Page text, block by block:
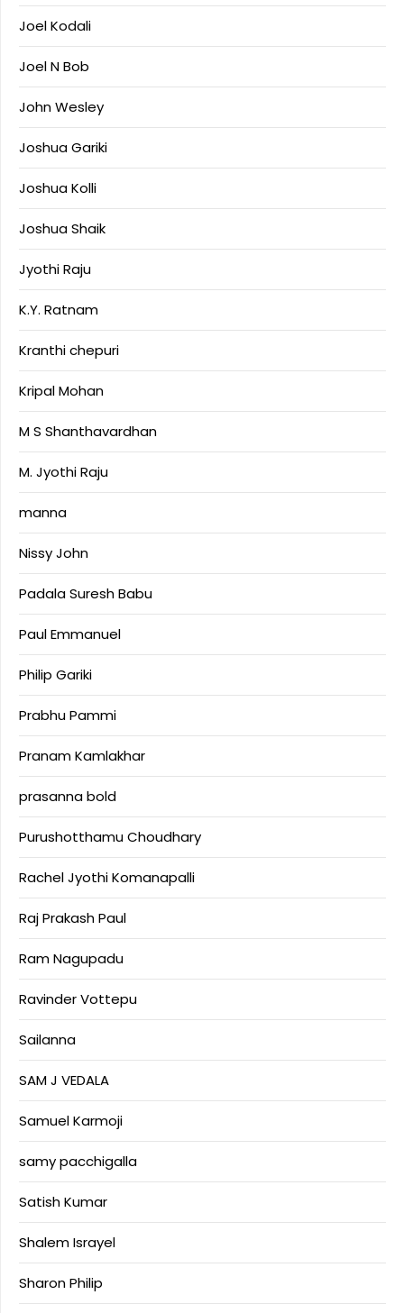
Joel Kodali
Joel N Bob
John Wesley
Joshua Gariki
Joshua Kolli
Joshua Shaik
Jyothi Raju
K.Y. Ratnam
Kranthi chepuri
Kripal Mohan
M S Shanthavardhan
M. Jyothi Raju
manna
Nissy John
Padala Suresh Babu
Paul Emmanuel
Philip Gariki
Prabhu Pammi
Pranam Kamlakhar
prasanna bold
Purushotthamu Choudhary
Rachel Jyothi Komanapalli
Raj Prakash Paul
Ram Nagupadu
Ravinder Vottepu
Sailanna
SAM J VEDALA
Samuel Karmoji
samy pacchigalla
Satish Kumar
Shalem Israyel
Sharon Philip